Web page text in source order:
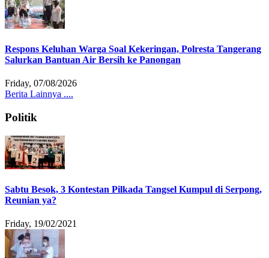
Respons Keluhan Warga Soal Kekeringan, Polresta Tangerang
Salurkan Bantuan Air Bersih ke Panongan
Friday, 07/08/2026
Berita Lainnya ....
Politik
Sabtu Besok, 3 Kontestan Pilkada Tangsel Kumpul di Serpong,
Reunian ya?
Friday, 19/02/2021